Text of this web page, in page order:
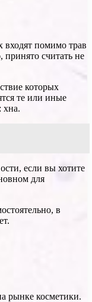
входят помимо трав
считать не
которых
те или иные
хна.
если вы хотите
для
в
рынке косметики.